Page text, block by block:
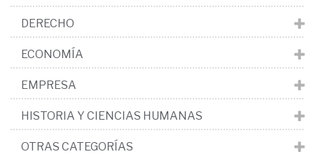
DERECHO
ECONOMÍA
EMPRESA
HISTORIA Y CIENCIAS HUMANAS
OTRAS CATEGORÍAS